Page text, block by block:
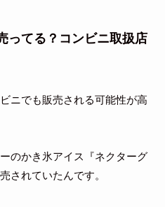
ってる？コンビニ取扱店
ニでも販売される可能性が高
のかき氷アイス『ネクターグ
されていたんです。